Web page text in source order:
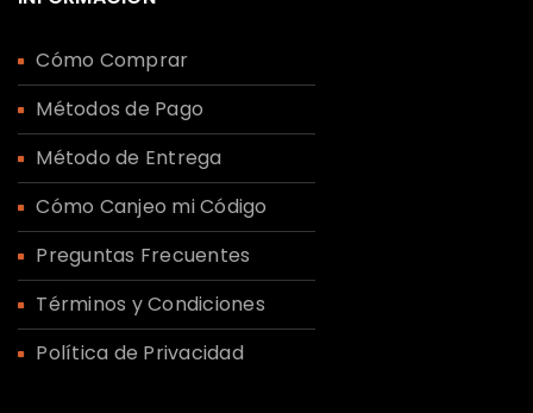
Cómo Comprar
Métodos de Pago
Método de Entrega
Cómo Canjeo mi Código
Preguntas Frecuentes
Términos y Condiciones
Política de Privacidad